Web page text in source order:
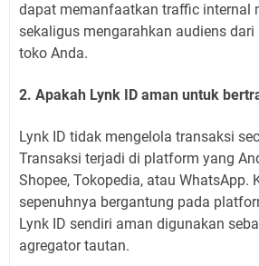
dapat memanfaatkan traffic internal
sekaligus mengarahkan audiens
toko Anda.
2. Apakah Lynk ID aman untuk
Lynk ID tidak mengelola transaksi
Transaksi terjadi di platform yang
Shopee, Tokopedia, atau WhatsApp.
sepenuhnya bergantung pada
Lynk ID sendiri aman digunakan
agregator tautan.